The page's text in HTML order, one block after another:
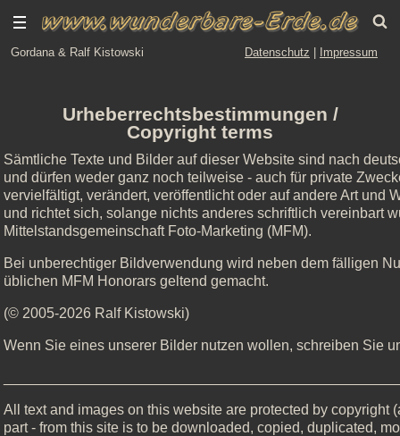
Gordana & Ralf Kistowski Datenschutz Impressum
Urheberrechtsbestimmungen /
Copyright terms
Sämtliche Texte und Bilder auf dieser Website sind nach
und dürfen weder ganz noch teilweise - auch für private
vervielfältigt, verändert, veröffentlicht oder auf andere Art und
und richtet sich, solange nichts anderes schriftlich vereinbart
Mittelstandsgemeinschaft Foto-Marketing (MFM).
Bei unberechtiger Bildverwendung wird neben dem fälligen
üblichen MFM Honorars geltend gemacht.
(© 2005-2026 Ralf Kistowski)
Wenn Sie eines unserer Bilder nutzen wollen, schreiben Sie
All text and images on this website are protected by
part - from this site is to be downloaded, copied, duplicated,